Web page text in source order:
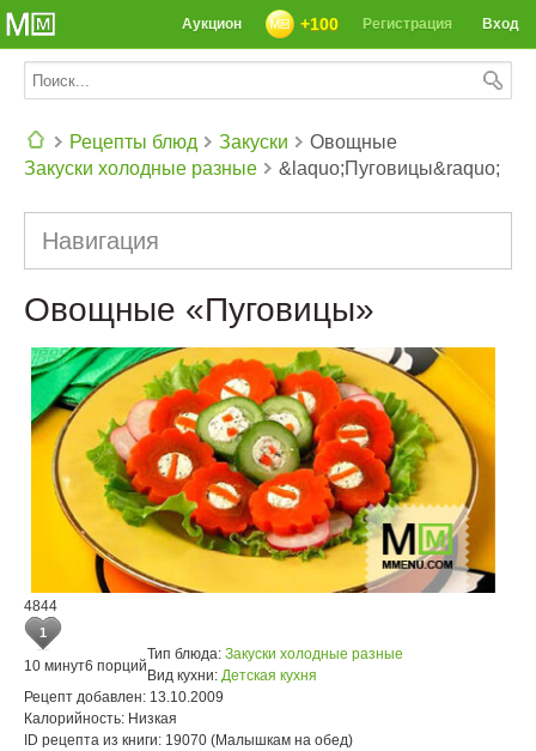
Вход
Регистрация
+100
Аукцион
Рецепты блюд
Закуски
Закуски холодные разные
Овощные
&laquo;Пуговицы&raquo;
Навигация
Овощные «Пуговицы»
4844
1
10 минут6 порций
Тип блюда: Закуски холодные разные
Вид кухни: Детская кухня
Рецепт добавлен: 13.10.2009
Калорийность: Низкая
ID рецепта из книги: 19070 (Малышкам на обед)